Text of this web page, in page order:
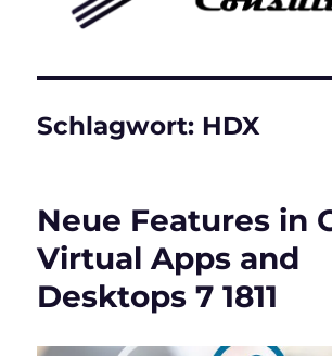
Schlagwort: HDX
Neue Features in
Virtual Apps and
Desktops 7 1811